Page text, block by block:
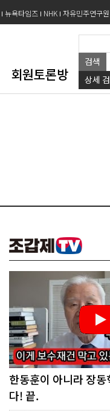
뉴욕타임즈 NHK 자유민주연구원
검색
상세
회원토론방 도서
한동훈이 아니라 장
다! 끝.